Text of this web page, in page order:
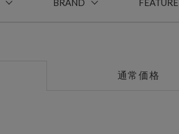
BRAND FEATURE
通常価格